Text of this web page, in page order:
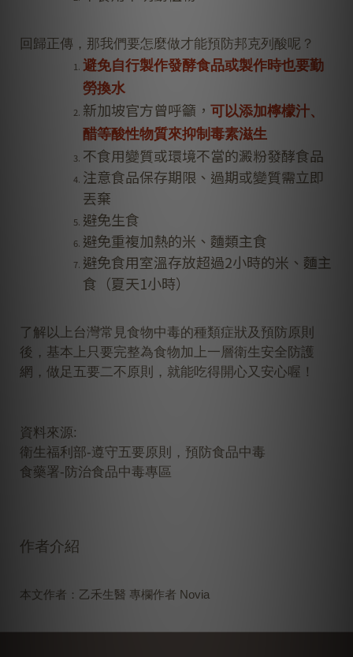
回歸正傳，那我們要怎麼做才能預防邦克列酸呢？
避免自行製作發酵食品或製作時也要勤
勞換水
新加坡官方曾呼籲， 可以添加檸檬汁、
醋等酸性物質來抑制毒素滋生
不食用變質或環境不當的澱粉發酵食品
注意食品保存期限、過期或變質需立即
丟棄
避免生食
避免重複加熱的米、麵類主食
避免食用室溫存放超過2小時的米、麵主
食（夏天1小時）
了解以上台灣常見食物中毒的種類症狀及預防原則
後，基本上只要完整為食物加上一層衛生安全防護
網，做足五要二不原則，就能吃得開心又安心喔！
資料來源:
衛生福利部-遵守五要原則，預防食品中毒
食藥署-防治食品中毒專區
作者介紹
​本文作者： 乙禾生醫 專欄作者 Novia